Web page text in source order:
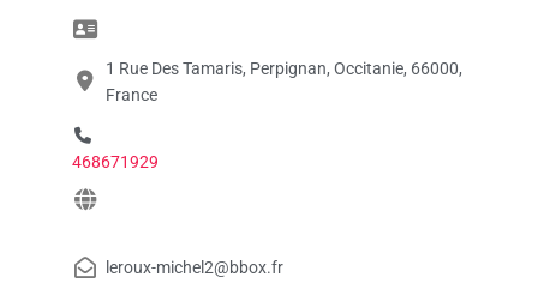
1 Rue Des Tamaris, Perpignan, Occitanie, 66000,
France
468671929
leroux-michel2@bbox.fr